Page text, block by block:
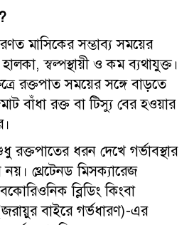
মাসিকের সম্ভাব্য সময়ের
স্বল্পস্থায়ী ও কম ব্যথাযুক্ত।
রক্তপাত সময়ের সঙ্গে বাড়তে
বাঁধা রক্ত বা টিস্যু বের হওয়ার
ধরন দেখে গর্ভাবস্থার
নয়। থ্রেটেনড মিসক্যারেজ
ব্লিডিং কিংবা
বাইরে গর্ভধারণ)-এর